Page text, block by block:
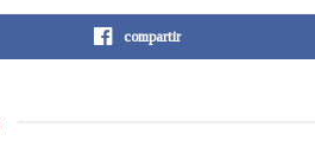
compartir